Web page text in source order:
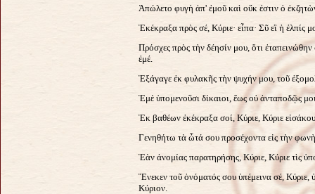
Ἀπώλετο φυγὴ ἀπ' ἐμοῦ καὶ οὔκ ἐστιν ὁ
Ἐκέκραξα πρὸς σέ, Κύριε· εἶπα· Σῦ εἲ ἡ ἐλπίς
Πρόσχες πρὸς τὴν δέησίν μου, ὅτι
ἐμέ.
Ἐξάγαγε ἐκ φυλακῆς τὴν ψυχήν μου, τοῦ
Ἐμὲ ὑπομενοῦσι δίκαιοι, ἕως οὐ ἀνταποδῷς
Ἐκ βαθέων ἐκέκραξα σοί, Κύριε, Κύριε
Γενηθήτω τὰ ὦτά σου προσέχοντα εἰς τὴν
Ἐὰν ἀνομίας παρατηρήσης, Κύριε, Κύριε τὶς
Ἕνεκεν τοῦ ὀνόματός σου ὑπέμεινα σέ, Κύριε,
Κύριον.